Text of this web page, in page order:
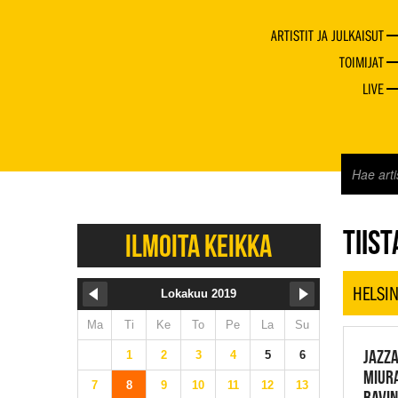
ARTISTIT JA JULKAISUT
TOIMIJAT
LIVE
ILMOITA KEIKKA
Lokakuu 2019
Ma Ti Ke To Pe La Su
1 2 3 4 5 6
7 8 9 10 11 12 13
JAZZ